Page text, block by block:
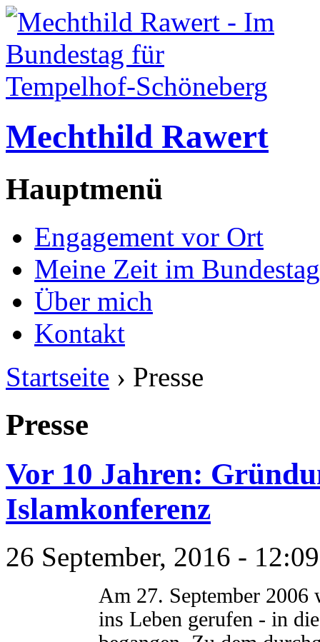
Mechthild Rawert
Hauptmenü
Engagement vor Ort
Meine Zeit im Bundestag
Über mich
Kontakt
Startseite › Presse
Presse
Vor 10 Jahren:
Islamkonferenz
26 September, 2016 - 12:09
Am 27. September
ins Leben gerufen - in